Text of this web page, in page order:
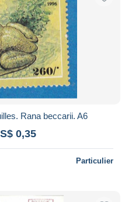
Rana beccarii. A6
0,35
Particulier